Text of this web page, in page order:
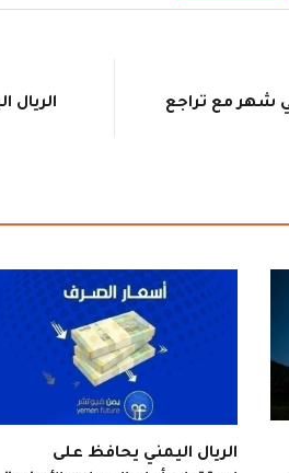
شهر مع تراجع
الريال
الريال اليمني يحافظ على